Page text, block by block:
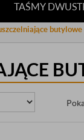
TAŚMY
butylowe